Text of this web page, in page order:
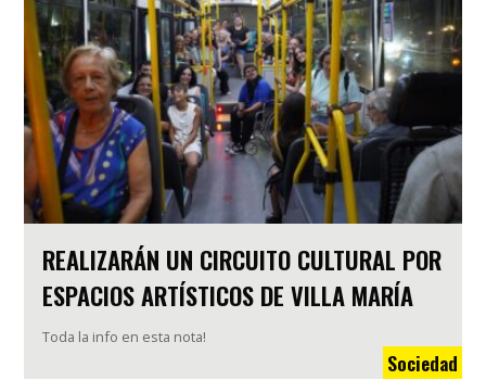
REALIZARÁN UN CIRCUITO CULTURAL POR
ESPACIOS ARTÍSTICOS DE VILLA MARÍA
Toda la info en esta nota!
Sociedad